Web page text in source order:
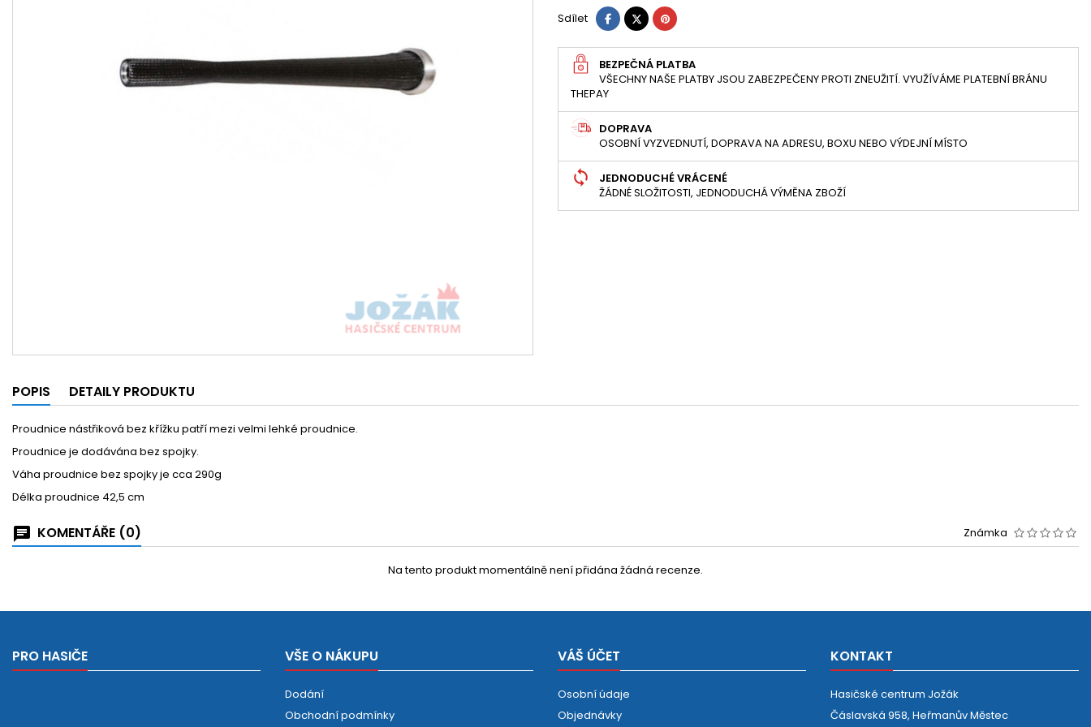
Sdílet SdíletTweetPinterest
BEZPEČNÁ PLATBA
VŠECHNY NAŠE PLATBY JSOU ZABEZPEČENY PROTI ZNEUŽITÍ. VYUŽÍVÁME PLATEBNÍ BRÁNU
THEPAY
DOPRAVA
OSOBNÍ VYZVEDNUTÍ, DOPRAVA NA ADRESU, BOXU NEBO VÝDEJNÍ MÍSTO
JEDNODUCHÉ VRÁCENÉ
ŽÁDNÉ SLOŽITOSTI, JEDNODUCHÁ VÝMĚNA ZBOŽÍ
POPIS DETAILY PRODUKTU
Proudnice nástřiková bez křížku patří mezi velmi lehké proudnice.
Proudnice je dodávána bez spojky.
Váha proudnice bez spojky je cca 290g
Délka proudnice 42,5 cm
KOMENTÁŘE (0) Známka
Na tento produkt momentálně není přidána žádná recenze.
PRO HASIČE VŠE O NÁKUPU
Dodání
Obchodní podmínky
VÁŠ ÚČET
Osobní údaje
Objednávky
KONTAKT
Hasičské centrum Jožák
Čáslavská 958, Heřmanův Městec